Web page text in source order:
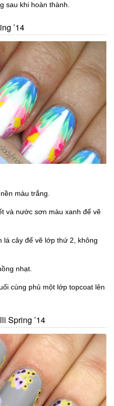
sau khi hoàn thành.
’14
màu trắng.
và nước sơn màu xanh để vẽ
lá cây để vẽ lớp thứ 2, không
nhạt.
cùng phủ một lớp topcoat lên
Spring ’14